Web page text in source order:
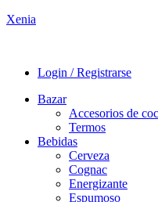
Xenia
Login / Registrarse
Bazar
Accesorios de
Termos
Bebidas
Cerveza
Cognac
Energizante
Espumoso